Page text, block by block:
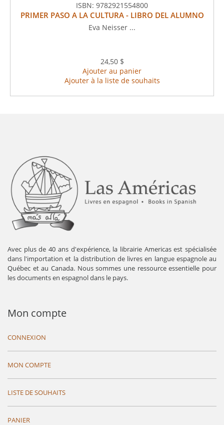
ISBN: 9782921554800
PRIMER PASO A LA CULTURA - LIBRO DEL ALUMNO
Eva Neisser ...
24,50 $
Ajouter au panier
Ajouter à la liste de souhaits
Avec plus de 40 ans d'expérience, la librairie Americas est spécialisée
dans l'importation et la distribution de livres en langue espagnole au
Québec et au Canada. Nous sommes une ressource essentielle pour
les documents en espagnol dans le pays.
Mon compte
CONNEXION
MON COMPTE
LISTE DE SOUHAITS
PANIER